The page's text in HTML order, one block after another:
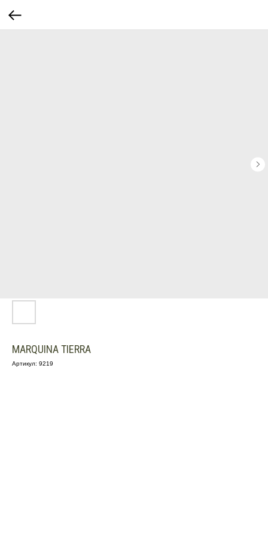
MARQUINA TIERRA
Артикул: 9219